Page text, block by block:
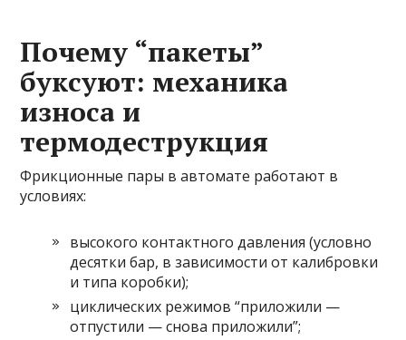
Почему “пакеты”
буксуют: механика
износа и
термодеструкция
Фрикционные пары в автомате работают в
условиях:
высокого контактного давления (условно
десятки бар, в зависимости от калибровки
и типа коробки);
циклических режимов “приложили —
отпустили — снова приложили”;